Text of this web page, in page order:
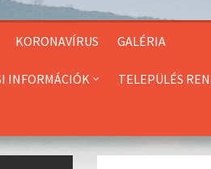
KORONAVÍRUS GALÉRIA
INFORMÁCIÓK TELEPÜLÉS